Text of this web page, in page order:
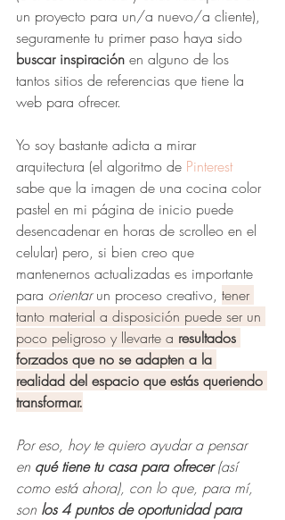
un proyecto para un/a nuevo/a cliente),
seguramente tu primer paso haya sido
buscar inspiración en alguno de los
tantos sitios de referencias que tiene la
web para ofrecer.
Yo soy bastante adicta a mirar
arquitectura (el algoritmo de Pinterest
sabe que la imagen de una cocina color
pastel en mi página de inicio puede
desencadenar en horas de scrolleo en el
celular) pero, si bien creo que
mantenernos actualizadas es importante
para orientar un proceso creativo, tener
tanto material a disposición puede ser un
poco peligroso y llevarte a resultados
forzados que no se adapten a la
realidad del espacio que estás queriendo
transformar.
Por eso, hoy te quiero ayudar a pensar
en qué tiene tu casa para ofrecer (así
como está ahora), con lo que, para mí,
son los 4 puntos de oportunidad para